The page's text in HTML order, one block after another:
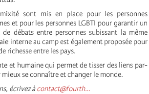
sont mis en place pour les personnes
et pour les personnes LGBTI pour garantir un
débats entre personnes subissant la même
interne au camp est également proposée pour
richesse entre les pays.
et humaine qui permet de tisser des liens par-
se connaître et changer le monde.
écrivez àcontact@fourth…